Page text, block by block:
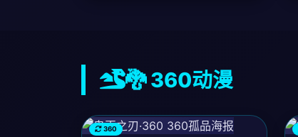
🐉 360动漫
360